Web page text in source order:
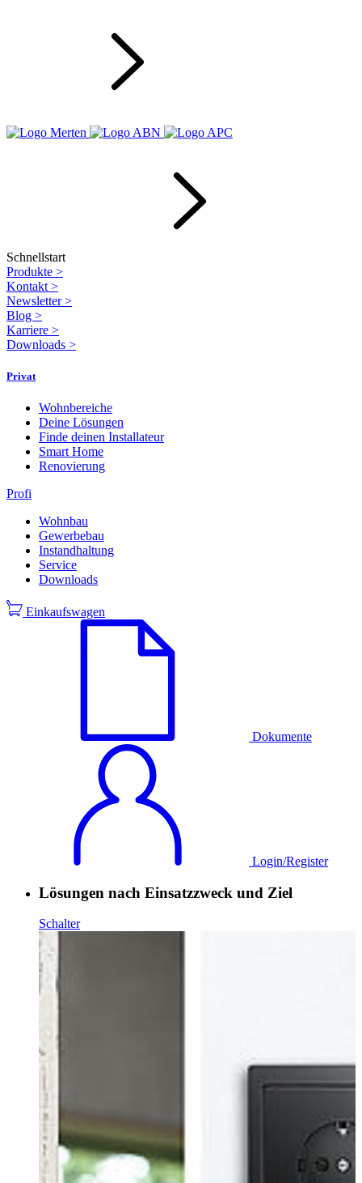
Schnellstart
Produkte >
Kontakt >
Newsletter>
Blog >
Karriere >
Downloads >
Privat
Wohnbereiche
Deine Lösungen
Finde deinen Installateur
Smart Home
Renovierung
Profi
Wohnbau
Gewerbebau
Instandhaltung
Service
Downloads
Einkaufswagen
Dokumente
Login/Register
Lösungen nach Einsatzzweck und Ziel
Schalter